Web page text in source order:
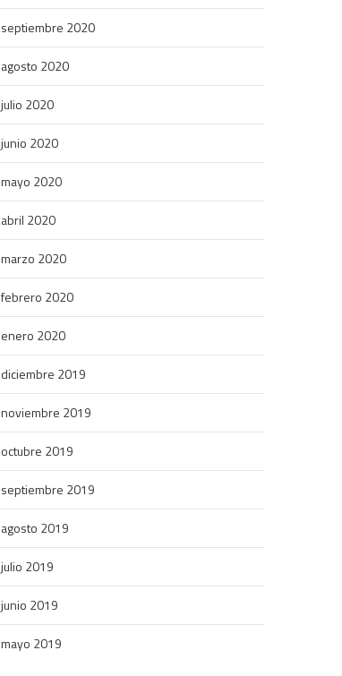
septiembre 2020
agosto 2020
julio 2020
junio 2020
mayo 2020
abril 2020
marzo 2020
febrero 2020
enero 2020
diciembre 2019
noviembre 2019
octubre 2019
septiembre 2019
agosto 2019
julio 2019
junio 2019
mayo 2019